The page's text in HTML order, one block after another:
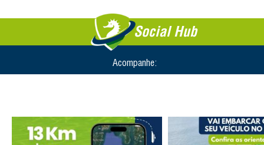
Social Hub
Acompanhe: